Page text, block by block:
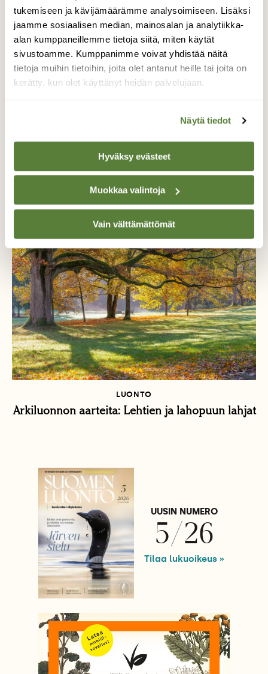
tukemiseen ja kävijämäärämme analysoimiseen. Lisäksi
jaamme sosiaalisen median, mainosalan ja analytiikka-
alan kumppaneillemme tietoja siitä, miten käytät
sivustoamme. Kumppanimme voivat yhdistää näitä
tietoja muihin tietoihin, joita olet antanut heille tai joita on
kerätty, kun olet käyttänyt heidän palvelujaan.
Näytä tiedot
Hyväksy evästeet
Muokkaa valintoja
Vain välttämättömät
KYSY LUONNOSTA
Mikä kaunis kääpä?
LUONTO
Arkiluonnon aarteita: Lehtien ja lahopuun lahjat
UUSIN NUMERO
5/26
Tilaa lukuoikeus »